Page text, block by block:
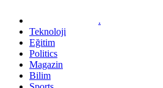
.
Teknoloji
Eğitim
Politics
Magazin
Bilim